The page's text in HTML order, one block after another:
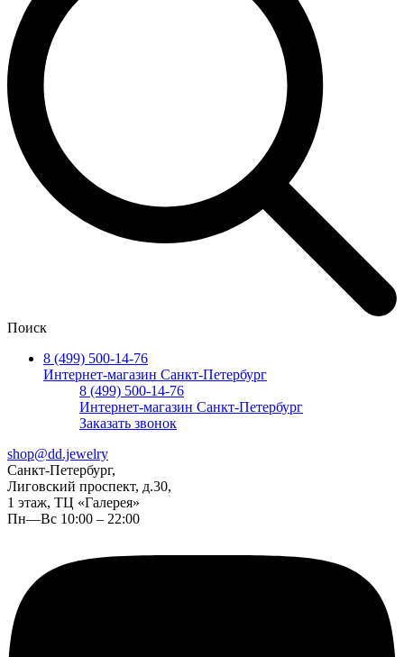
Поиск
8 (499) 500-14-76
Интернет-магазин Санкт-Петербург
8 (499) 500-14-76
Интернет-магазин Санкт-Петербург
Заказать звонок
shop@dd.jewelry
Санкт-Петербург,
Лиговский проспект, д.30,
1 этаж, ТЦ «Галерея»
Пн—Вс 10:00 – 22:00